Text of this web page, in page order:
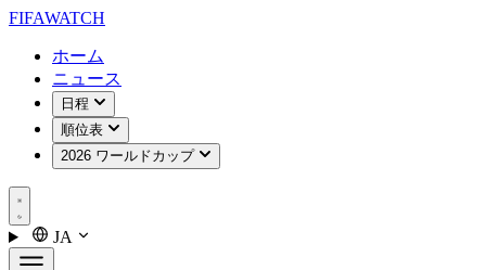
FIFAWATCH
ホーム
ニュース
日程
順位表
2026 ワールドカップ
JA